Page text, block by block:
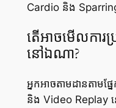
Cardio និង
តើអាចមើលការ
នៅឯណា?
អ្នកអាចតាមដានតាម
និង Video Replay